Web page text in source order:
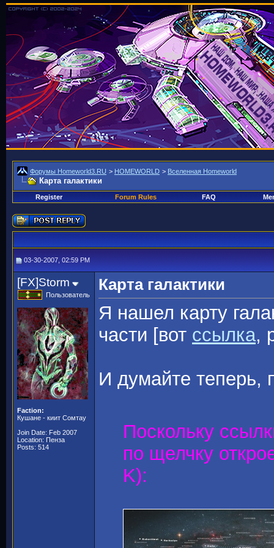
Форумы Homeworld3.RU > HOMEWORLD > Вселенная Homeworld
Карта галактики
Register Forum Rules FAQ
03-30-2007, 02:59 PM
[FX]Storm
Пользователь
Faction:
Кушане - киит Сомтау
Join Date: Feb 2007
Location: Пенза
Posts: 514
Карта галактики
Я нашел карту
части [вот ссылка,
И думайте теперь,
Поскольку
по щелчку
K):